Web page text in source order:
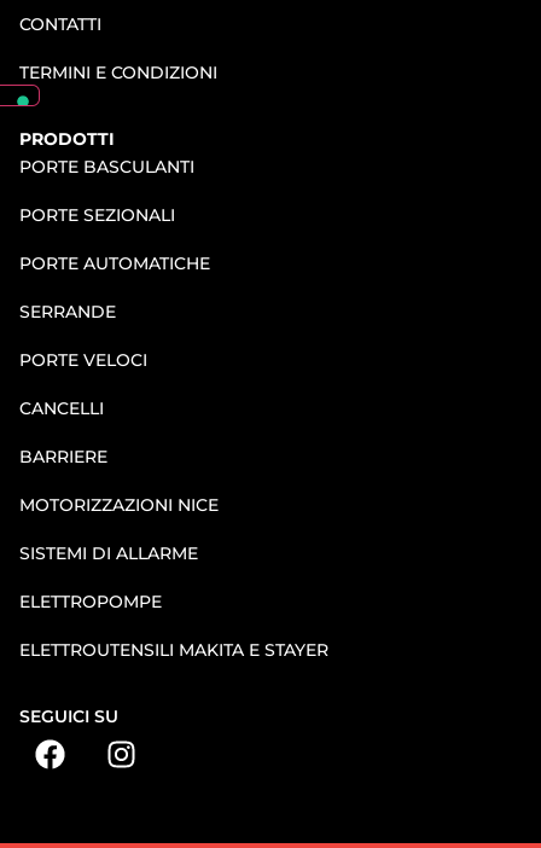
CONTATTI
TERMINI E CONDIZIONI
PRODOTTI
PORTE BASCULANTI
PORTE SEZIONALI
PORTE AUTOMATICHE
SERRANDE
PORTE VELOCI
CANCELLI
BARRIERE
MOTORIZZAZIONI NICE
SISTEMI DI ALLARME
ELETTROPOMPE
ELETTROUTENSILI MAKITA E STAYER
SEGUICI SU